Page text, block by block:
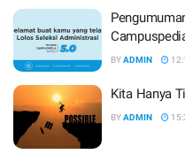
BYADMIN
Kita Hanya
BYADMIN